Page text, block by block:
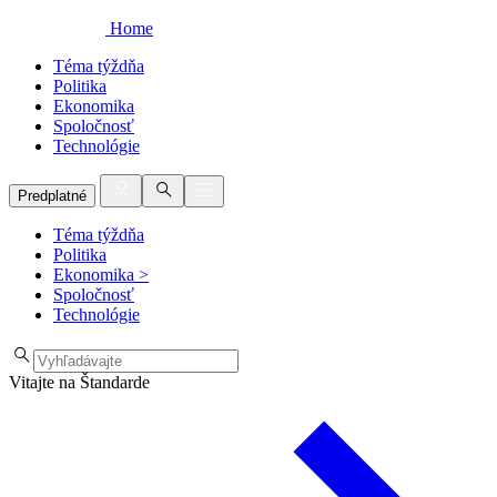
Home
Téma týždňa
Politika
Ekonomika
Spoločnosť
Technológie
Predplatné
Téma týždňa
Politika
Ekonomika >
Spoločnosť
Technológie
Vitajte na Štandarde